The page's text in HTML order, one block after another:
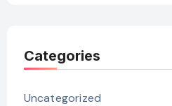
Categories
Uncategorized